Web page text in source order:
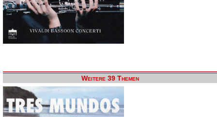
Weitere 39 Themen